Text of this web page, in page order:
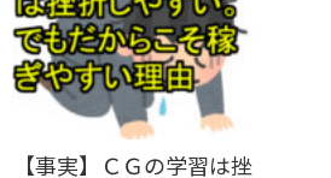
【事実】ＣＧの学習は挫